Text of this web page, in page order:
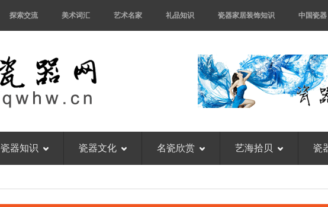
探索交流 美术词汇 艺术名家 礼品知识 瓷器家居装饰知识 中国瓷器
瓷器知识 瓷器文化 名瓷欣赏 艺海拾贝 瓷